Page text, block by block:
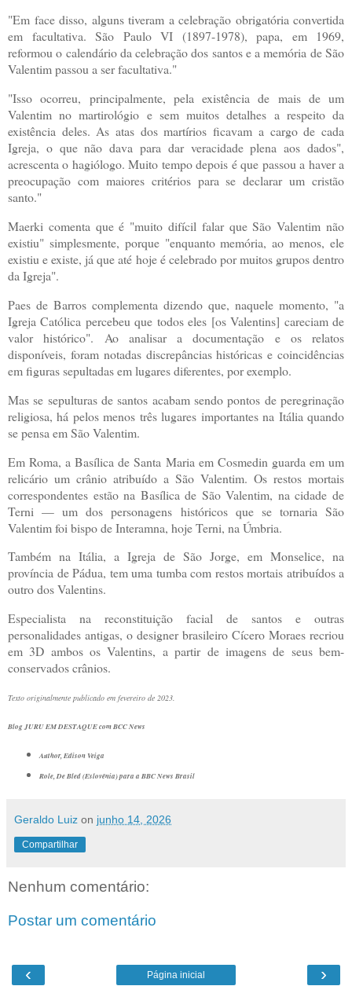
"Em face disso, alguns tiveram a celebração obrigatória convertida
em facultativa. São Paulo VI (1897-1978), papa, em 1969,
reformou o calendário da celebração dos santos e a memória de São
Valentim passou a ser facultativa."
"Isso ocorreu, principalmente, pela existência de mais de um
Valentim no martirológio e sem muitos detalhes a respeito da
existência deles. As atas dos martírios ficavam a cargo de cada
Igreja, o que não dava para dar veracidade plena aos dados",
acrescenta o hagiólogo. Muito tempo depois é que passou a haver a
preocupação com maiores critérios para se declarar um cristão
santo."
Maerki comenta que é "muito difícil falar que São Valentim não
existiu" simplesmente, porque "enquanto memória, ao menos, ele
existiu e existe, já que até hoje é celebrado por muitos grupos dentro
da Igreja".
Paes de Barros complementa dizendo que, naquele momento, "a
Igreja Católica percebeu que todos eles [os Valentins] careciam de
valor histórico". Ao analisar a documentação e os relatos
disponíveis, foram notadas discrepâncias históricas e coincidências
em figuras sepultadas em lugares diferentes, por exemplo.
Mas se sepulturas de santos acabam sendo pontos de peregrinação
religiosa, há pelos menos três lugares importantes na Itália quando
se pensa em São Valentim.
Em Roma, a Basílica de Santa Maria em Cosmedin guarda em um
relicário um crânio atribuído a São Valentim. Os restos mortais
correspondentes estão na Basílica de São Valentim, na cidade de
Terni — um dos personagens históricos que se tornaria São
Valentim foi bispo de Interamna, hoje Terni, na Úmbria.
Também na Itália, a Igreja de São Jorge, em Monselice, na
província de Pádua, tem uma tumba com restos mortais atribuídos a
outro dos Valentins.
Especialista na reconstituição facial de santos e outras
personalidades antigas, o designer brasileiro Cícero Moraes recriou
em 3D ambos os Valentins, a partir de imagens de seus bem-
conservados crânios.
Texto originalmente publicado em fevereiro de 2023.
Blog JURU EM DESTAQUE com BCC News
Author, Edison Veiga
Role, De Bled (Eslovênia) para a BBC News Brasil
Geraldo Luiz on junho 14, 2026
Compartilhar
Nenhum comentário:
Postar um comentário
‹ ›
Página inicial